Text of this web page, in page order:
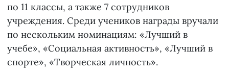
по 11 классы, а также 7 сотрудников
учреждения. Среди учеников награды вручали
по нескольким номинациям: «Лучший в
учебе», «Социальная активность», «Лучший в
спорте», «Творческая личность».